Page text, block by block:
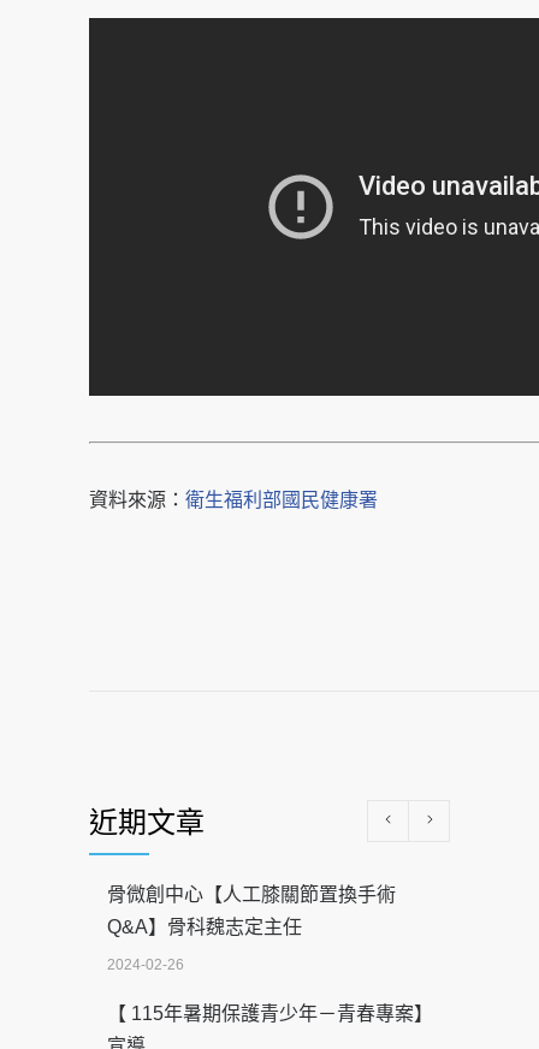
資料來源： 衛生福利部國民健康署
近期文章
骨微創中心【人工膝關節置換手術
Q&A】骨科魏志定主任
2024-02-26
【 115年暑期保護青少年－青春專案】